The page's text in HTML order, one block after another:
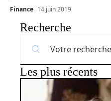
Finance 14 juin 2019
Recherche
Les plus récents